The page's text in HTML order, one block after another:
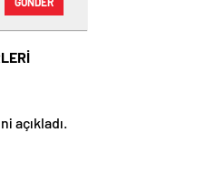
açıkladı.